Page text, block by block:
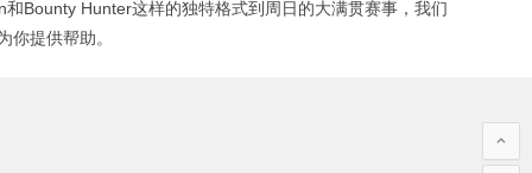
Bounty Hunter这样的独特格式到周日的大满贯赛事，我们
提供帮助。